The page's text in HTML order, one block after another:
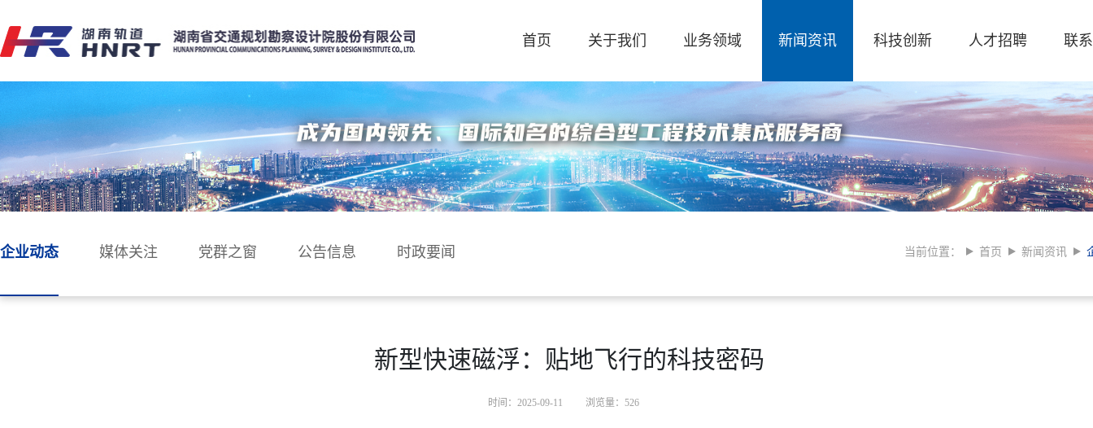
首页 关于我们 业务领域 新闻资讯 科技创新 人才招聘 联
企业动态 媒体关注 党群之窗 公告信息 时政要闻 当前位置： 首页 新闻资讯
新型快速磁浮：贴地飞行的科技密码
时间：2025-09-11 浏览量： 526